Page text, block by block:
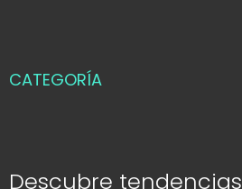
CATEGORÍA
Descubre